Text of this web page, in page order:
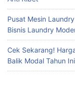
Pusat Mesin
Bisnis Laundry
Cek Sekarang!
Balik Modal Tahun Ini